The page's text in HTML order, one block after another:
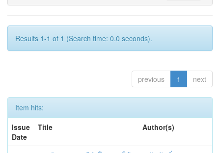
Results 1-1 of 1 (Search time: 0.0 seconds).
previous 1 next
Item hits:
Issue
Date
Title Author(s)